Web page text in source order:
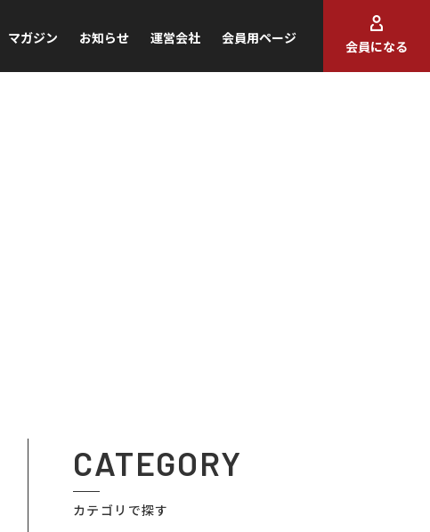
マガジン お知らせ 運営会社 会員用ページ
会員になる
CATEGORY
カテゴリで探す